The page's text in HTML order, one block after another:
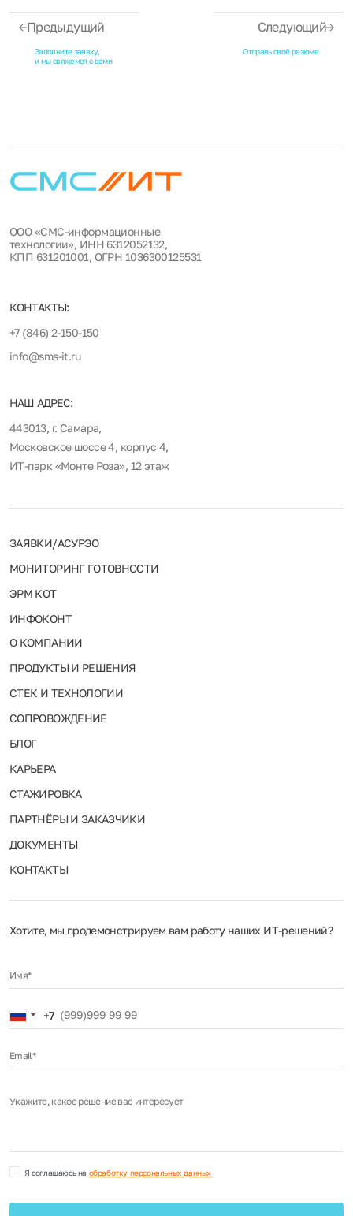
Предыдущий
Заполните заявку,
и мы свяжемся с вами
Следующий
Отправь своё резюме
ООО «СМС-информационные
технологии», ИНН 6312052132,
КПП 631201001, ОГРН 1036300125531
КОНТАКТЫ:
+7 (846) 2-150-150
info@sms-it.ru
НАШ АДРЕС:
443013, г. Самара,
Московское шоссе 4, корпус 4,
ИТ-парк «Монте Роза», 12 этаж
ЗАЯВКИ/АСУРЭО
МОНИТОРИНГ ГОТОВНОСТИ
ЭРМ КОТ
ИНФОКОНТ
О КОМПАНИИ
ПРОДУКТЫ И РЕШЕНИЯ
СТЕК И ТЕХНОЛОГИИ
СОПРОВОЖДЕНИЕ
БЛОГ
КАРЬЕРА
СТАЖИРОВКА
ПАРТНЁРЫ И ЗАКАЗЧИКИ
ДОКУМЕНТЫ
КОНТАКТЫ
Хотите, мы продемонстрируем вам работу наших ИТ‑решений?
Имя*
Russia
+7
+7
Email*
Укажите, какое решение вас интересует
Я соглашаюсь на обработку персональных данных